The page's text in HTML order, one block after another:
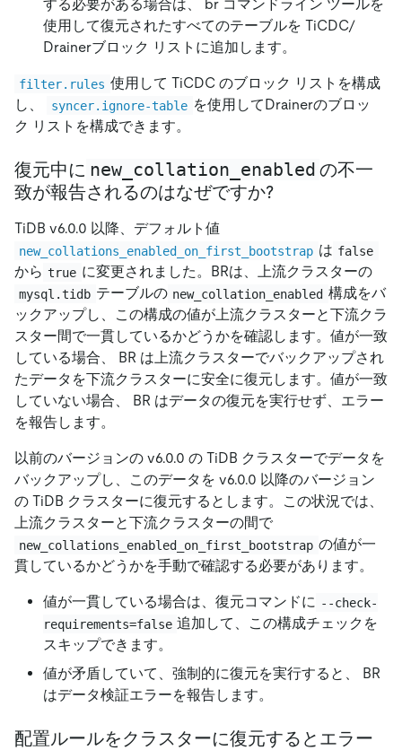
する必要がある場合は、 br コマンドライン ツールを
使用して復元されたすべてのテーブルを TiCDC/
Drainerブロック リストに追加します。
filter.rules 使用して TiCDC のブロック リストを構成
し、
syncer.ignore-table を使用してDrainerのブロッ
ク リストを構成できます。
復元中に new_collation_enabled の不一
致が報告されるのはなぜですか?
TiDB v6.0.0 以降、デフォルト値
new_collations_enabled_on_first_bootstrap は false
から true に変更されました。BRは、上流クラスターの
mysql.tidb テーブルの new_collation_enabled 構成をバ
ックアップし、この構成の値が上流クラスターと下流クラ
スター間で一貫しているかどうかを確認します。値が一致
している場合、 BR は上流クラスターでバックアップされ
たデータを下流クラスターに安全に復元します。値が一致
していない場合、 BR はデータの復元を実行せず、エラー
を報告します。
以前のバージョンの v6.0.0 の TiDB クラスターでデータを
バックアップし、このデータを v6.0.0 以降のバージョン
の TiDB クラスターに復元するとします。この状況では、
上流クラスターと下流クラスターの間で
new_collations_enabled_on_first_bootstrap の値が一
貫しているかどうかを手動で確認する必要があります。
値が一貫している場合は、復元コマンドに --check-
requirements=false 追加して、この構成チェックを
スキップできます。
値が矛盾していて、強制的に復元を実行すると、 BR
はデータ検証エラーを報告します。
配置ルールをクラスターに復元するとエラー